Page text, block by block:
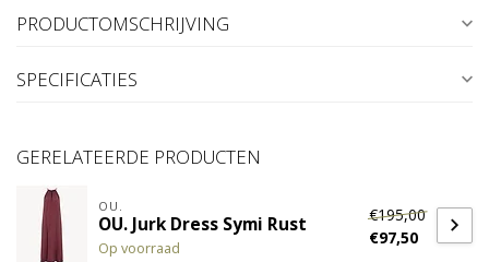
PRODUCTOMSCHRIJVING
SPECIFICATIES
GERELATEERDE PRODUCTEN
OU.
OU. Jurk Dress Symi Rust
Op voorraad
€195,00
€97,50